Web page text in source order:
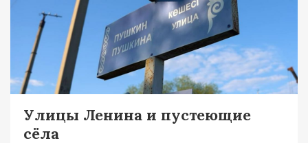
Улицы Ленина и пустеющие
сёла